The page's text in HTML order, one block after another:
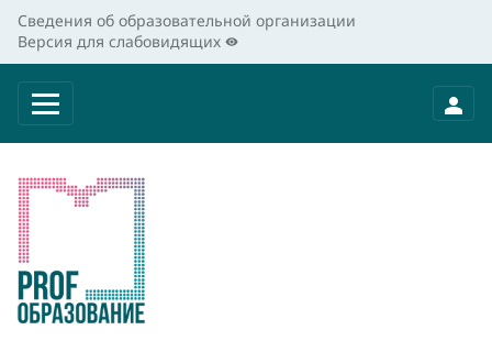
Сведения об образовательной организации
Версия для слабовидящих